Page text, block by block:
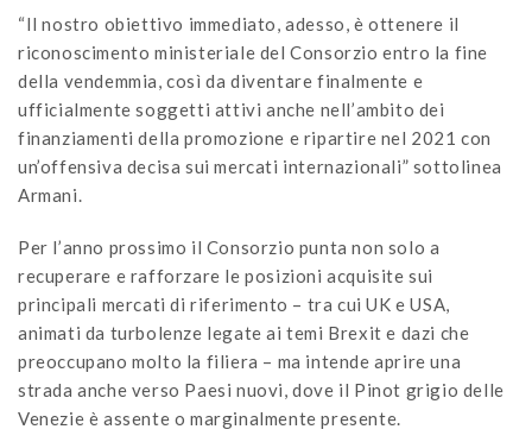
“Il nostro obiettivo immediato, adesso, è ottenere il
riconoscimento ministeriale del Consorzio entro la fine
della vendemmia, così da diventare finalmente e
ufficialmente soggetti attivi anche nell’ambito dei
finanziamenti della promozione e ripartire nel 2021 con
un’offensiva decisa sui mercati internazionali” sottolinea
Armani.
Per l’anno prossimo il Consorzio punta non solo a
recuperare e rafforzare le posizioni acquisite sui
principali mercati di riferimento – tra cui UK e USA,
animati da turbolenze legate ai temi Brexit e dazi che
preoccupano molto la filiera – ma intende aprire una
strada anche verso Paesi nuovi, dove il Pinot grigio delle
Venezie è assente o marginalmente presente.